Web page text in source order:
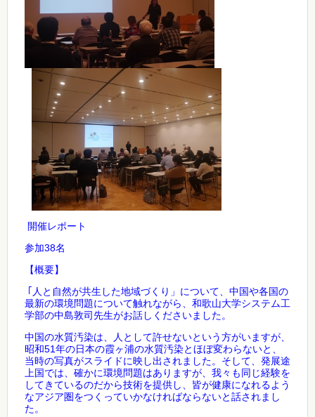
開催レポート
参加38名
【概要】
人と自然が共生した地域づくり」について、中国や各国の
最新の環境問題について触れながら、和歌山大学システム工
学部の中島敦司先生がお話しくださいました。
中国の水質汚染は、人として許せないという方がいますが、
昭和51 年の日本の霞ヶ浦の水質汚染とほぼ変わらないと、
当時の写真がスライドに映し出されました。そして、発展途
上国では、確かに環境問題はありますが、我々も同じ経験を
してきているのだから技術を提供し、皆が健康になれるよう
なアジア圏をつくっていかなければならないと話されまし
た。